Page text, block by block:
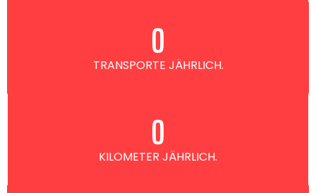
TRANSPORTE JÄHRLICH.
0
KILOMETER JÄHRLICH.
0